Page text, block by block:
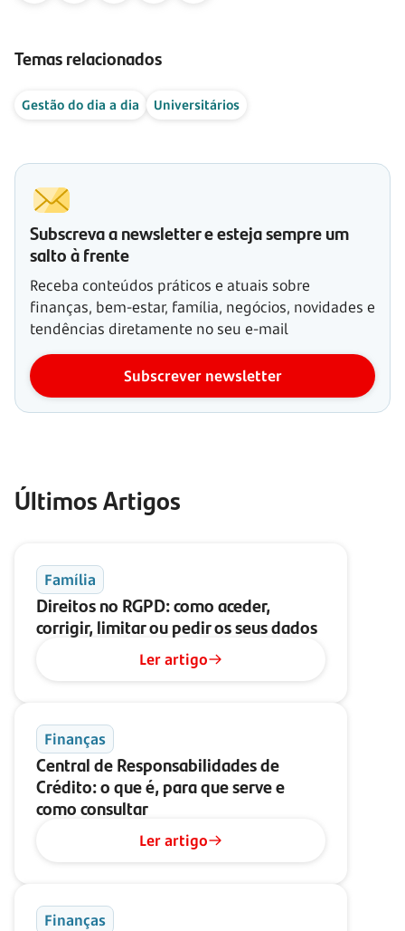
Temas relacionados
Gestão do dia a dia Universitários
Subscreva a newsletter e esteja sempre um
salto à frente
Receba conteúdos práticos e atuais sobre
finanças, bem-estar, família, negócios, novidades e
tendências diretamente no seu e-mail
Subscrever newsletter
Últimos Artigos
Família
Direitos no RGPD: como aceder,
corrigir, limitar ou pedir os seus dados
Ler artigo
Finanças
Central de Responsabilidades de
Crédito: o que é, para que serve e
como consultar
Ler artigo
Finanças